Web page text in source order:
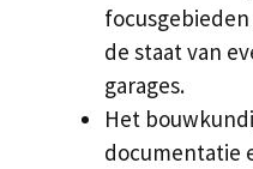
focusgebieden
de staat van
garages.
Het
documentatie